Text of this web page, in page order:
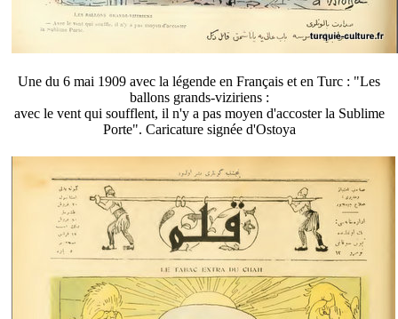
Une du 6 mai 1909 avec la légende en Français et en Turc : "Les
ballons grands-viziriens :
avec le vent qui soufflent, il n'y a pas moyen d'accoster la Sublime
Porte". Caricature signée d'Ostoya